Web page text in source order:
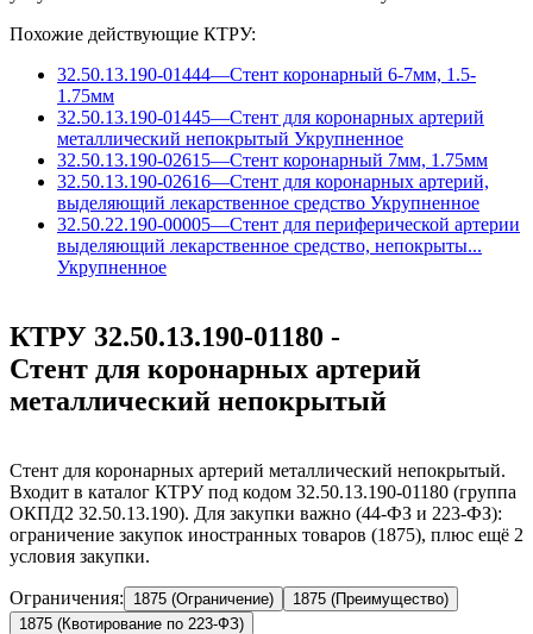
Похожие действующие КТРУ:
32.50.13.190-01444—Стент коронарный 6-7мм, 1.5-
1.75мм
32.50.13.190-01445—Стент для коронарных артерий
металлический непокрытый Укрупненное
32.50.13.190-02615—Стент коронарный 7мм, 1.75мм
32.50.13.190-02616—Стент для коронарных артерий,
выделяющий лекарственное средство Укрупненное
32.50.22.190-00005—Стент для периферической артерии
выделяющий лекарственное средство, непокрыты...
Укрупненное
КТРУ 32.50.13.190-01180 -
Стент для коронарных артерий
металлический непокрытый
Стент для коронарных артерий металлический непокрытый.
Входит в каталог КТРУ под кодом 32.50.13.190-01180 (группа
ОКПД2 32.50.13.190). Для закупки важно (44-ФЗ и 223-ФЗ):
ограничение закупок иностранных товаров (1875), плюс ещё 2
условия закупки.
Ограничения: 1875 (Ограничение)
1875 (Преимущество)
1875 (Квотирование по 223-ФЗ)